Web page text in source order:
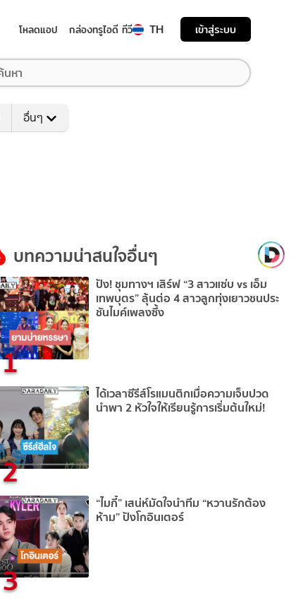
โหลดแอป กล่องทรูไอดี ทีวี TH เข้าสู่ระบบ
อื่นๆ
บทความน่าสนใจอื่นๆ
1
ปัง! ชุมทางฯ เสิร์ฟ “3 สาวแซ่บ vs เอ็ม
เทพบุตร” ลุ้นต่อ 4 สาวลูกทุ่งเยาวชนประ
ชันไมค์เพลงซึ้ง
2
ได้เวลาซีรีส์โรแมนติกเมื่อความเจ็บปวด
นำพา 2 หัวใจให้เรียนรู้การเริ่มต้นใหม่!
3
“ไมกี้” เสน่ห์มัดใจนำทีม “หวานรักต้อง
ห้าม” ปังโกอินเตอร์